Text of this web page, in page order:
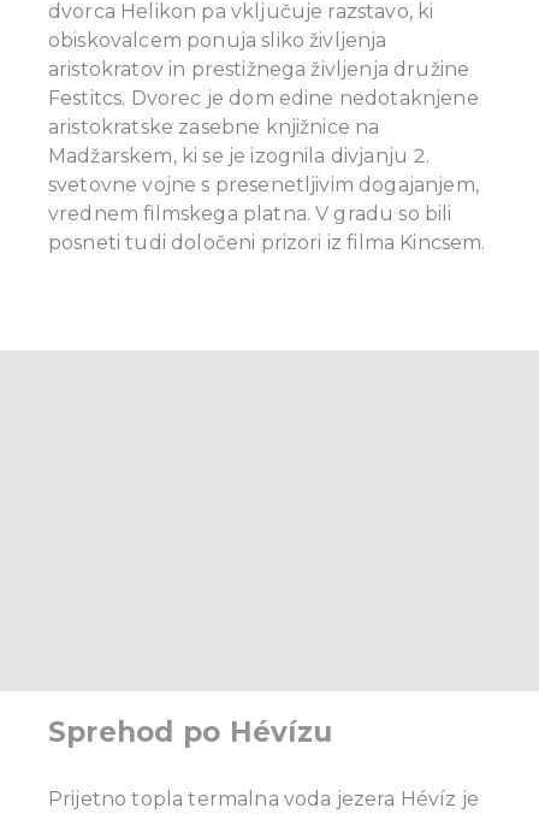
dvorca Helikon pa vključuje razstavo, ki
obiskovalcem ponuja sliko življenja
aristokratov in prestižnega življenja družine
Festitcs. Dvorec je dom edine nedotaknjene
aristokratske zasebne knjižnice na
Madžarskem, ki se je izognila divjanju 2.
svetovne vojne s presenetljivim dogajanjem,
vrednem filmskega platna. V gradu so bili
posneti tudi določeni prizori iz filma Kincsem.
Sprehod po Hévízu
Prijetno topla termalna voda jezera Hévíz je